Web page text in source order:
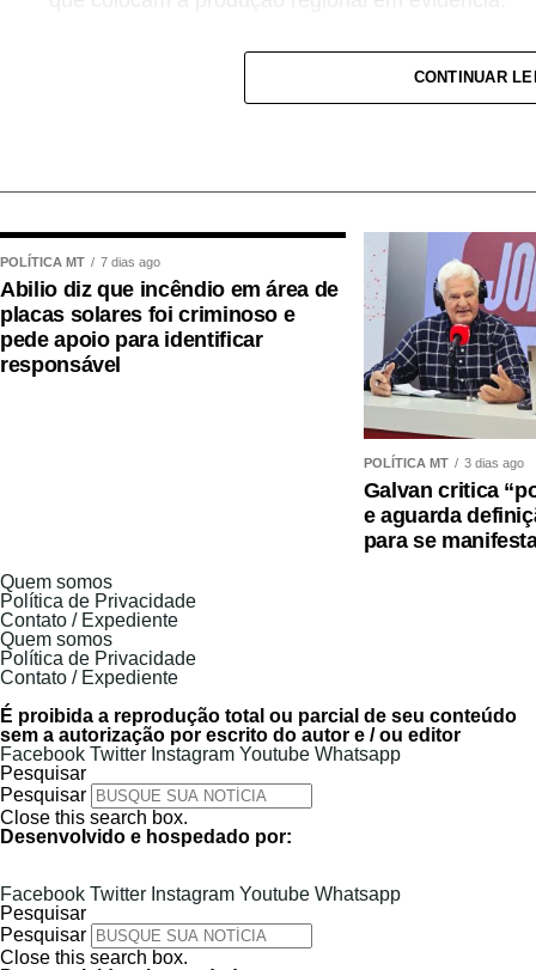
O Brasil ocupa atualmente a sétima posição
mundo, com uma produção próxima de 200
empregos diretos e indiretos.
Embora Bahia e Pará continuem liderando a
vêm apresentando crescimento
agroflorestais, que aliam produtividade,
pequenos produtores.
Em Mato Grosso, a cacauicultura avança
Noroeste, favorecidos pelo clima tropical e pelo
produção das amêndoas, cresce também o
fabricação de chocolates de origem, agregando
Nos últimos anos, o cacau também passou a
para recuperação de áreas degradadas,
renda em propriedades familiares, fatores que
pesquisa, cooperativas e entidades ligadas ao
Esse crescimento também impulsiona
Chocolate de Mato Grosso, idealizado pela
valorizar a produção local e aproximar
se consolidou como uma das principais vitrines
Agricultura e Pecuária de Mato Grosso
agronegócio estadual e incentiva diretamente a
CONTINUAR
POLÍTICA MT 7 dias ago
Abilio diz que incêndio em área de
placas solares foi criminoso e
pede apoio para identificar
responsável
POLÍTICA MT 3 dias ago
Galvan critica
e aguarda
para se
Quem somos
Política de Privacidade
Contato / Expediente
Quem somos
Política de Privacidade
Contato / Expediente
É proibida a reprodução total ou parcial de seu conteúdo
sem a autorização por escrito do autor e / ou editor
Facebook Twitter Instagram Youtube Whatsapp
Pesquisar
Pesquisar
Close this search box.
Desenvolvido e hospedado por:
Facebook Twitter Instagram Youtube Whatsapp
Pesquisar
Pesquisar
Close this search box.